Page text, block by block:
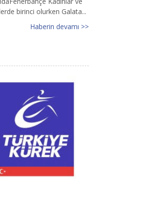
birinci olurken Galata...
Haberin devamı >>